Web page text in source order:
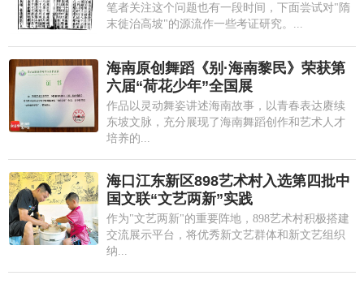
笔者关注这个问题也有一段时间，下面尝试对"隋
末徙治高坡"的源流作一些考证研究。...
海南原创舞蹈《别·海南黎民》荣获第
六届“荷花少年”全国展
作品以灵动舞姿讲述海南故事，以青春表达赓续
东坡文脉，充分展现了海南舞蹈创作和艺术人才
培养的...
海口江东新区898艺术村入选第四批中
国文联“文艺两新”实践
作为"文艺两新"的重要阵地，898艺术村积极搭建
交流展示平台，将优秀新文艺群体和新文艺组织
纳...